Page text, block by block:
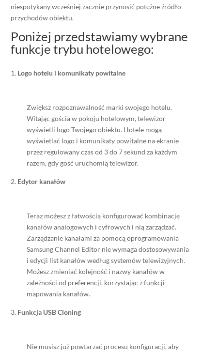
niespotykany wcześniej zacznie przynosić potężne źródło
przychodów obiektu.
Poniżej przedstawiamy wybrane
funkcje trybu hotelowego:
Logo hotelu i komunikaty powitalne
Zwiększ rozpoznawalność marki swojego hotelu.
Witając gościa w pokoju hotelowym, telewizor
wyświetli logo Twojego obiektu. Hotele mogą
wyświetlać logo i komunikaty powitalne na ekranie
przez regulowany czas od 3 do 7 sekund za każdym
razem, gdy gość uruchomią telewizor.
Edytor kanałów
Teraz możesz z łatwością konfigurować kombinację
kanałów analogowych i cyfrowych i nią zarządzać.
Zarządzanie kanałami za pomocą oprogramowania
Samsung Channel Editor nie wymaga dostosowywania
i edycji list kanałów według systemów telewizyjnych.
Możesz zmieniać kolejność i nazwy kanałów w
zależności od preferencji, korzystając z funkcji
mapowania kanałów.
Funkcja USB Cloning
Nie musisz już powtarzać procesu konfiguracji, aby